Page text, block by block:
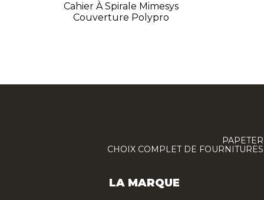
Cahier À Spirale Mimesys
Couverture Polypro
CHOIX COMPLET DE
LA MARQUE